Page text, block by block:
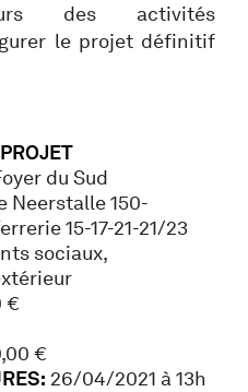
des activités
le projet définitif
du Sud
Neerstalle 150-
15-17-21-21/23
sociaux,
€
€
26/04/2021 à 13h